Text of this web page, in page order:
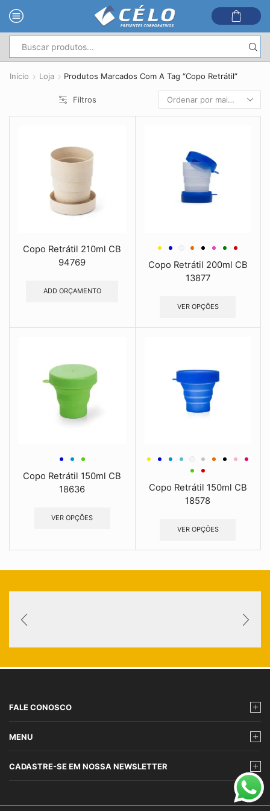
de
pesquisa
Início Loja Produtos Marcados Com A Tag “Copo Retrátil”
Filtros
Copo Retrátil 210ml CB
94769
ADD ORÇAMENTO
Copo Retrátil 200ml CB
13877
VER OPÇÕES
Copo Retrátil 150ml CB
18636
VER OPÇÕES
Copo Retrátil 150ml CB
18578
VER OPÇÕES
FALE CONOSCO
MENU
CADASTRE-SE EM NOSSA NEWSLETTER